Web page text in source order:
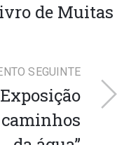
de Muitas
SEGUINTE